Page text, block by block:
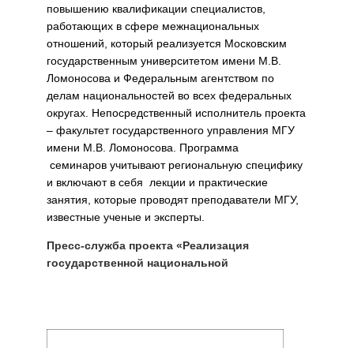
повышению квалификации специалистов,
работающих в сфере межнациональных
отношений, который реализуется Московским
государственным университетом имени М.В.
Ломоносова и Федеральным агентством по
делам национальностей во всех федеральных
округах. Непосредственный исполнитель проекта
– факультет государственного управления МГУ
имени М.В. Ломоносова. Программа
семинаров учитывают региональную специфику
и включают в себя лекции и практические
занятия, которые проводят преподаватели МГУ,
известные ученые и эксперты.
Пресс-служба проекта «Реализация
государственной национальной